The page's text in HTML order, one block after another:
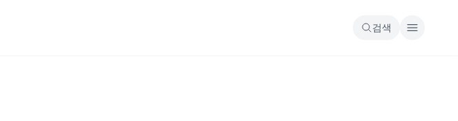
검색